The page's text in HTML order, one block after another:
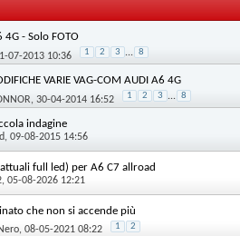
4G - Solo FOTO
07-2013 10:36 1 2 3 ... 8
VARIE VAG-COM AUDI A6 4G
, 30-04-2014 16:52 1 2 3 ... 8
indagine
, 09-08-2015 14:56
full led) per A6 C7 allroad
, 05-08-2026 12:21
che non si accende più
, 08-05-2021 08:22 1 2